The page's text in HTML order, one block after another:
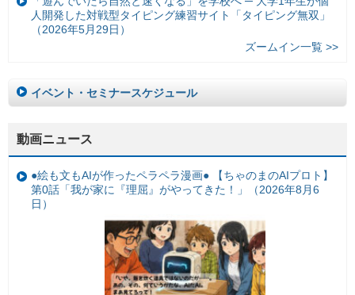
人開発した対戦型タイピング練習サイト「タイピング無双」
（2026年5月29日）
ズームイン一覧 >>
イベント・セミナースケジュール
動画ニュース
●絵も文もAIが作ったペラペラ漫画● 【ちゃのまのAIプロト】
第0話「我が家に『理屈』がやってきた！」（2026年8月6
日）